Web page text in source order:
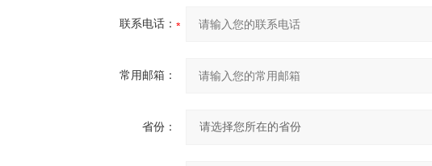
联系电话：
常用邮箱：
省份：